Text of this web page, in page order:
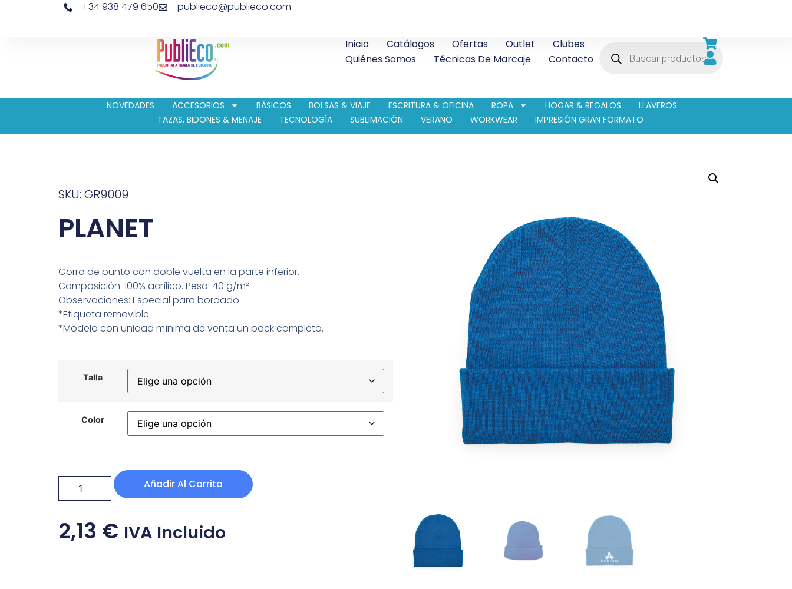
+34 938 479 650 publieco@publieco.com
Inicio Catálogos Ofertas Outlet
Clubes
Quiénes Somos
Técnicas De Marcaje Contacto
NOVEDADES ACCESORIOS BÁSICOS BOLSAS & VIAJE ESCRITURA & OFICINA ROPA HOGAR & REGALOS
LLAVEROS
TAZAS, BIDONES & MENAJE
TECNOLOGÍA SUBLIMACIÓN VERANO WORKWEAR IMPRESIÓN GRAN FORMATO
SKU: GR9009
PLANET
Gorro de punto con doble vuelta en la parte inferior.
Composición: 100% acrílico. Peso: 40 g/m².
Observaciones: Especial para bordado.
*Etiqueta removible
*Modelo con unidad mínima de venta un pack completo.
Talla
Color
Añadir Al Carrito
2,13 € IVA Incluido